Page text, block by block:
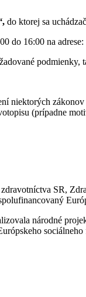
,do ktorej sa
do 16:00 na adrese:
niektorých
(prípadne
SR,
národné